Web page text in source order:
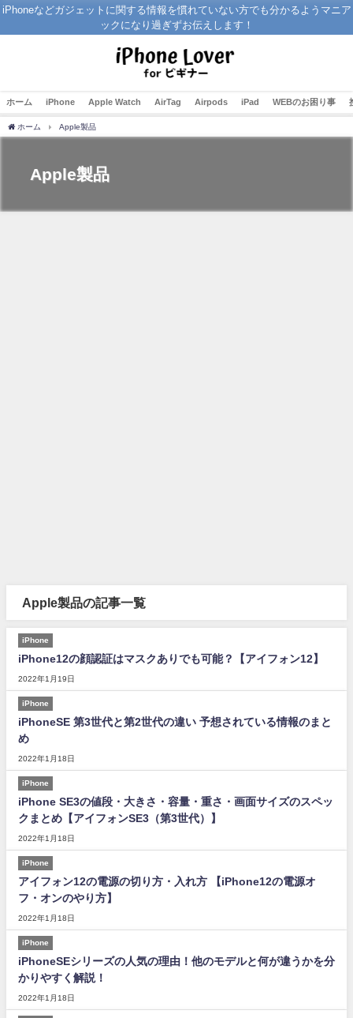
iPhoneなどガジェットに関する情報を慣れていない方でも分かるようマニア
ックになり過ぎずお伝えします！
ホーム iPhone Apple Watch AirTag Airpods iPad WEBのお困り事
ホーム Apple製品
Apple製品
Apple製品の記事一覧
iPhone
iPhone12の顔認証はマスクありでも可能？【アイフォン12】
2022年1月19日
iPhone
iPhoneSE 第3世代と第2世代の違い 予想されている情報のまと
め
2022年1月18日
iPhone
iPhone SE3の値段・大きさ・容量・重さ・画面サイズのスペッ
クまとめ【アイフォンSE3（第3世代）】
2022年1月18日
iPhone
アイフォン12の電源の切り方・入れ方 【iPhone12の電源オ
フ・オンのやり方】
2022年1月18日
iPhone
iPhoneSEシリーズの人気の理由！他のモデルと何が違うかを分
かりやすく解説！
2022年1月18日